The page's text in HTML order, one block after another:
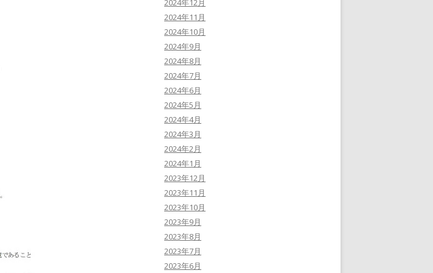
2024年12月
2024年11月
2024年10月
2024年9月
2024年8月
2024年7月
2024年6月
2024年5月
2024年4月
2024年3月
2024年2月
2024年1月
2023年12月
2023年11月
2023年10月
2023年9月
2023年8月
2023年7月
2023年6月